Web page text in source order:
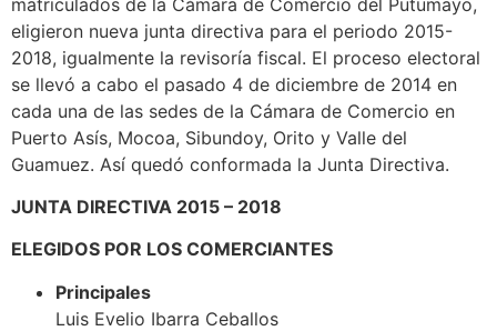
eligieron nueva junta directiva para el periodo 2015-
2018, igualmente la revisoría fiscal. El proceso electoral
se llevó a cabo el pasado 4 de diciembre de 2014 en
cada una de las sedes de la Cámara de Comercio en
Puerto Asís, Mocoa, Sibundoy, Orito y Valle del
Guamuez. Así quedó conformada la Junta Directiva.
JUNTA DIRECTIVA 2015 – 2018
ELEGIDOS POR LOS COMERCIANTES
Principales
Luis Evelio Ibarra Ceballos